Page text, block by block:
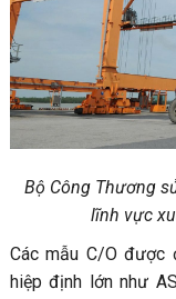
Bộ Công Thương
lĩnh vực
Các mẫu C/O được
hiệp định lớn như